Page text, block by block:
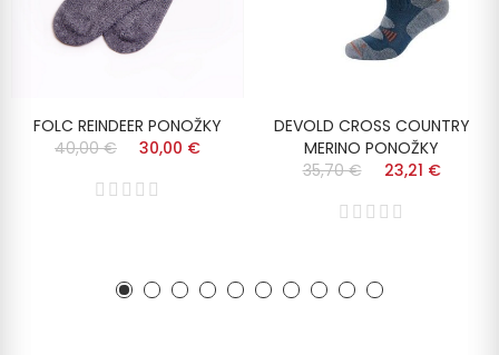
FOLC REINDEER PONOŽKY
40,00 €
30,00 €
DEVOLD CROSS COUNTRY
MERINO PONOŽKY
35,70 €
23,21 €